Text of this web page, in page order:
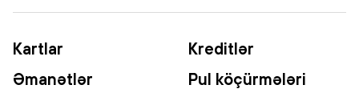
Kartlar
Kreditlər
Əmanətlər
Pul köçürmələri